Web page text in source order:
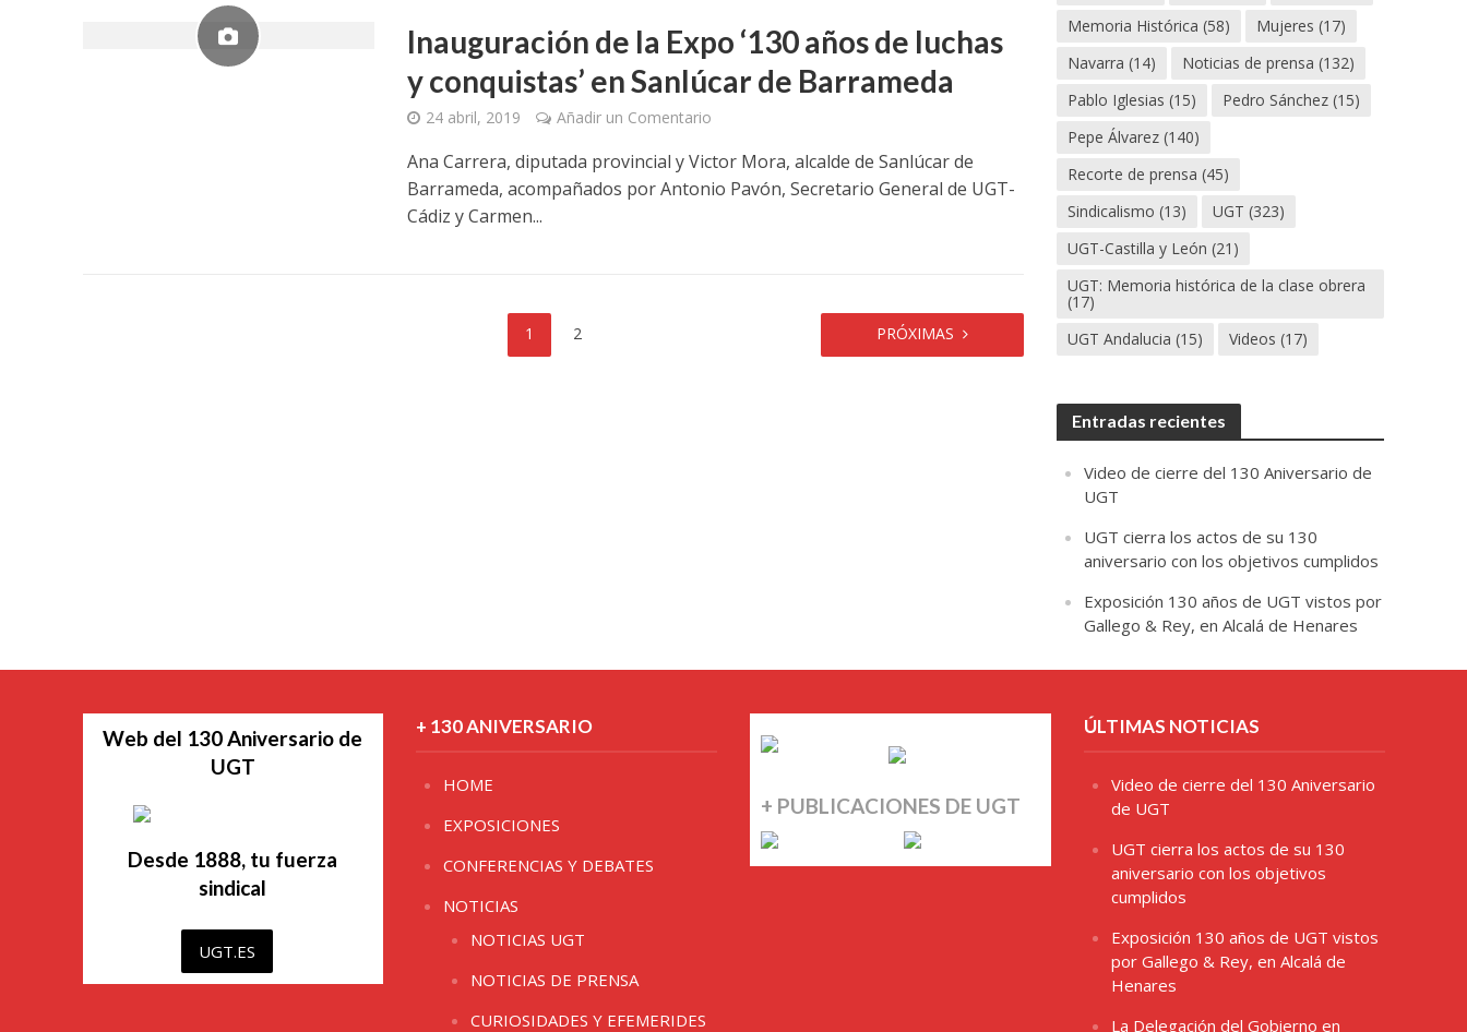
Inauguración de la Expo ‘130 años de luchas
y conquistas’ en Sanlúcar de Barrameda
24 abril, 2019 Añadir un Comentario
Ana Carrera, diputada provincial y Victor Mora, alcalde de Sanlúcar de
Barrameda, acompañados por Antonio Pavón, Secretario General de UGT-
Cádiz y Carmen...
1 2 PRÓXIMAS
Memoria Histórica (58) Mujeres (17)
Navarra (14) Noticias de prensa (132)
Pablo Iglesias (15) Pedro Sánchez (15)
Pepe Álvarez (140)
Recorte de prensa (45)
Sindicalismo (13) UGT (323)
UGT-Castilla y León (21)
UGT: Memoria histórica de la clase obrera
(17)
UGT Andalucia (15) Videos (17)
Entradas recientes
Video de cierre del 130 Aniversario de
UGT
UGT cierra los actos de su 130
aniversario con los objetivos cumplidos
Exposición 130 años de UGT vistos por
Gallego & Rey, en Alcalá de Henares
Web del 130 Aniversario de
UGT
Desde 1888, tu fuerza
sindical
UGT.ES
+ 130 ANIVERSARIO
HOME
EXPOSICIONES
CONFERENCIAS Y DEBATES
NOTICIAS
NOTICIAS UGT
NOTICIAS DE PRENSA
CURIOSIDADES Y EFEMERIDES
+ PUBLICACIONES DE UGT
ÚLTIMAS NOTICIAS
Video de cierre del 130 Aniversario
de UGT
UGT cierra los actos de su 130
aniversario con los objetivos
cumplidos
Exposición 130 años de UGT vistos
por Gallego & Rey, en Alcalá de
Henares
La Delegación del Gobierno en